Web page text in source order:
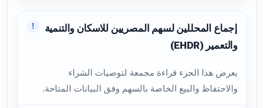
إجماع المحللين لسهم المصريين للاسكان والتنمية
والتعمير (EHDR)
يعرض هذا الجزء قراءة مجمعة لتوصيات الشراء
والاحتفاظ والبيع الخاصة بالسهم وفق البيانات المتاحة.
!